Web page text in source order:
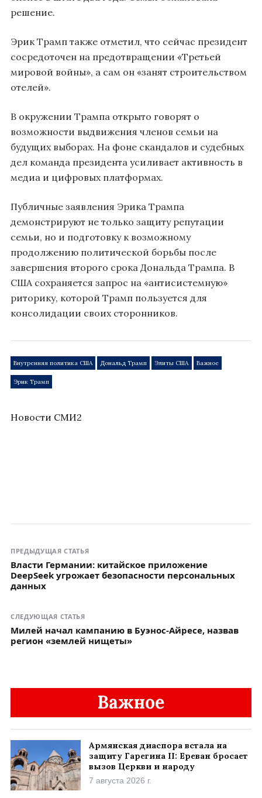
решение.
Эрик Трамп также отметил, что сейчас президент
сосредоточен на предотвращении «Третьей
мировой войны», а сам он «занят строительством
отелей».
В окружении Трампа открыто говорят о
возможности выдвижения членов семьи на
будущих выборах. На фоне скандалов и судебных
дел команда президента усиливает активность в
медиа и цифровых платформах.
Публичные заявления Эрика Трампа
демонстрируют не только защиту репутации
семьи, но и подготовку к возможному
продолжению политической борьбы после
завершения второго срока Дональда Трампа. В
США сохраняется запрос на «антисистемную»
риторику, которой Трамп пользуется для
консолидации своих сторонников.
Внутренняя политика США Дональд Трамп Элиты США Важное
Эрик Трамп
Новости СМИ2
ПРЕДЫДУЩАЯ СТАТЬЯ
Власти Германии: китайское приложение
DeepSeek угрожает безопасности персональных
данных
СЛЕДУЮЩАЯ СТАТЬЯ
Милей начал кампанию в Буэнос-Айресе, назвав
регион «землей нищеты»
Важное
Армянская диаспора встала на
защиту Гарегина II: Ереван бросает
вызов Церкви и народу
7 августа 2026 г.